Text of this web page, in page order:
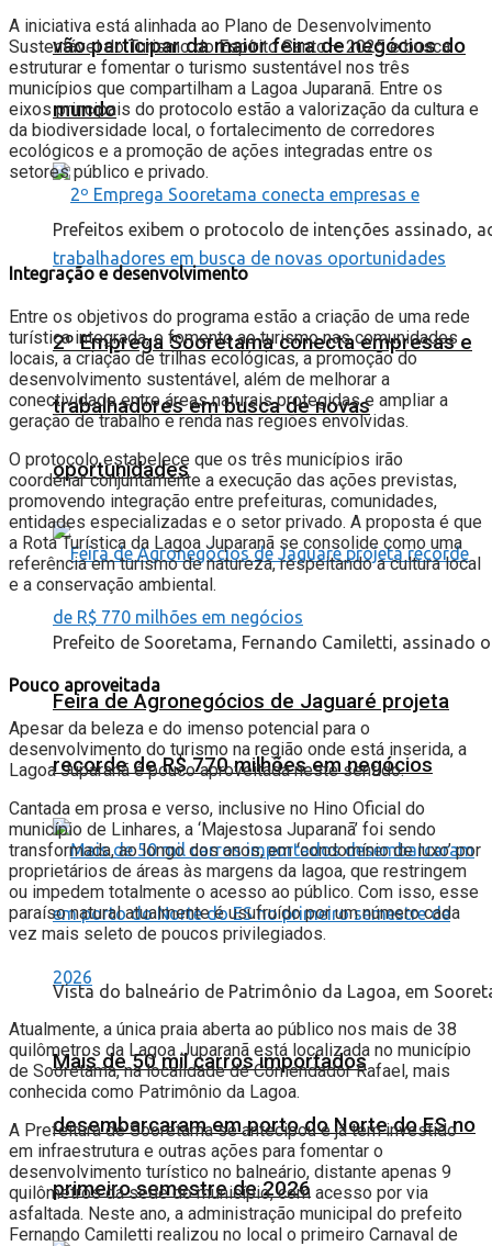
vão participar da maior feira de negócios do
mundo
2º Emprega Sooretama conecta empresas e
trabalhadores em busca de novas
oportunidades
Feira de Agronegócios de Jaguaré projeta
recorde de R$ 770 milhões em negócios
Mais de 50 mil carros importados
desembarcaram em porto do Norte do ES no
primeiro semestre de 2026
A iniciativa está alinhada ao Plano de Desenvolvimento
Sustentável do Turismo do Espírito Santo – 2025 e busca
estruturar e fomentar o turismo sustentável nos três
municípios que compartilham a Lagoa Juparanã. Entre os
eixos principais do protocolo estão a valorização da cultura e
da biodiversidade local, o fortalecimento de corredores
ecológicos e a promoção de ações integradas entre os
setores público e privado.
Prefeitos exibem o protocolo de intenções assinado,
Integração e desenvolvimento
Entre os objetivos do programa estão a criação de uma rede
turística integrada, o fomento ao turismo nas comunidades
locais, a criação de trilhas ecológicas, a promoção do
desenvolvimento sustentável, além de melhorar a
conectividade entre áreas naturais protegidas e ampliar a
geração de trabalho e renda nas regiões envolvidas.
O protocolo estabelece que os três municípios irão
coordenar conjuntamente a execução das ações previstas,
promovendo integração entre prefeituras, comunidades,
entidades especializadas e o setor privado. A proposta é que
a Rota Turística da Lagoa Juparanã se consolide como uma
referência em turismo de natureza, respeitando a cultura local
e a conservação ambiental.
Prefeito de Sooretama, Fernando Camiletti, assinado
Pouco aproveitada
Apesar da beleza e do imenso potencial para o
desenvolvimento do turismo na região onde está inserida, a
Lagoa Juparanã é pouco aproveitada neste sentido.
Cantada em prosa e verso, inclusive no Hino Oficial do
município de Linhares, a ‘Majestosa Juparanã’ foi sendo
transformada, ao longo dos anos, em ‘condomínio de luxo’ por
proprietários de áreas às margens da lagoa, que restringem
ou impedem totalmente o acesso ao público. Com isso, esse
paraíso natural atualmente é usufruído por um número cada
vez mais seleto de poucos privilegiados.
Vista do balneário de Patrimônio da Lagoa, em
Atualmente, a única praia aberta ao público nos mais de 38
quilômetros da Lagoa Juparanã está localizada no município
de Sooretama, na localidade de Comendador Rafael, mais
conhecida como Patrimônio da Lagoa.
A Prefeitura de Sooretama se antecipou e já tem investido
em infraestrutura e outras ações para fomentar o
desenvolvimento turístico no balneário, distante apenas 9
quilômetros da sede do município, com acesso por via
asfaltada. Neste ano, a administração municipal do prefeito
Fernando Camiletti realizou no local o primeiro Carnaval de